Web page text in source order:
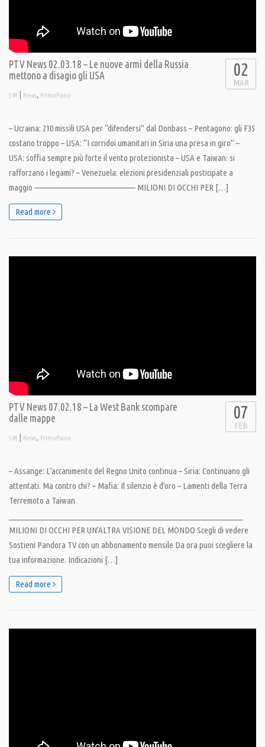
PTV News 02.03.18 – Le nuove armi della Russia
mettono a disagio gli USA
S M | News, PrimoPiano
02
MAR
– Ucraina: 210 missili USA per “difendersi” dal Donbass – Pentagono: gli F35
costano troppo – USA: “I corridoi umanitari in Siria una presa in giro” –
USA: soffia sempre più forte il vento protezionista – USA e Taiwan: si
rafforzano i legami? – Venezuela: elezioni presidenziali posticipate a
maggio ———————————————– MILIONI DI OCCHI PER […]
Read more
PTV News 07.02.18 – La West Bank scompare
dalle mappe
S M | News, PrimoPiano
07
FEB
– Assange: L’accanimento del Regno Unito continua – Siria: Continuano gli
attentati. Ma contro chi? – Mafia: Il silenzio è d’oro – Lamenti della Terra
Terremoto a Taiwan
MILIONI DI OCCHI PER UN’ALTRA VISIONE DEL MONDO Scegli di vedere
Sostieni Pandora TV con un abbonamento mensile Da ora puoi scegliere la
tua informazione. Indicazioni […]
Read more